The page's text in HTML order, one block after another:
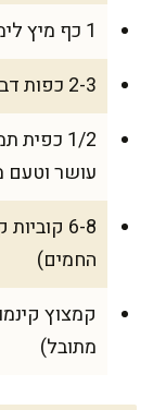
1 כף מיץ לימון סחוט טרי
2-3 כפות דבש או סירופ מייפל, לפי הטעם
1/2
עושר
6-8
החמים)
קמצוץ
מתובל)